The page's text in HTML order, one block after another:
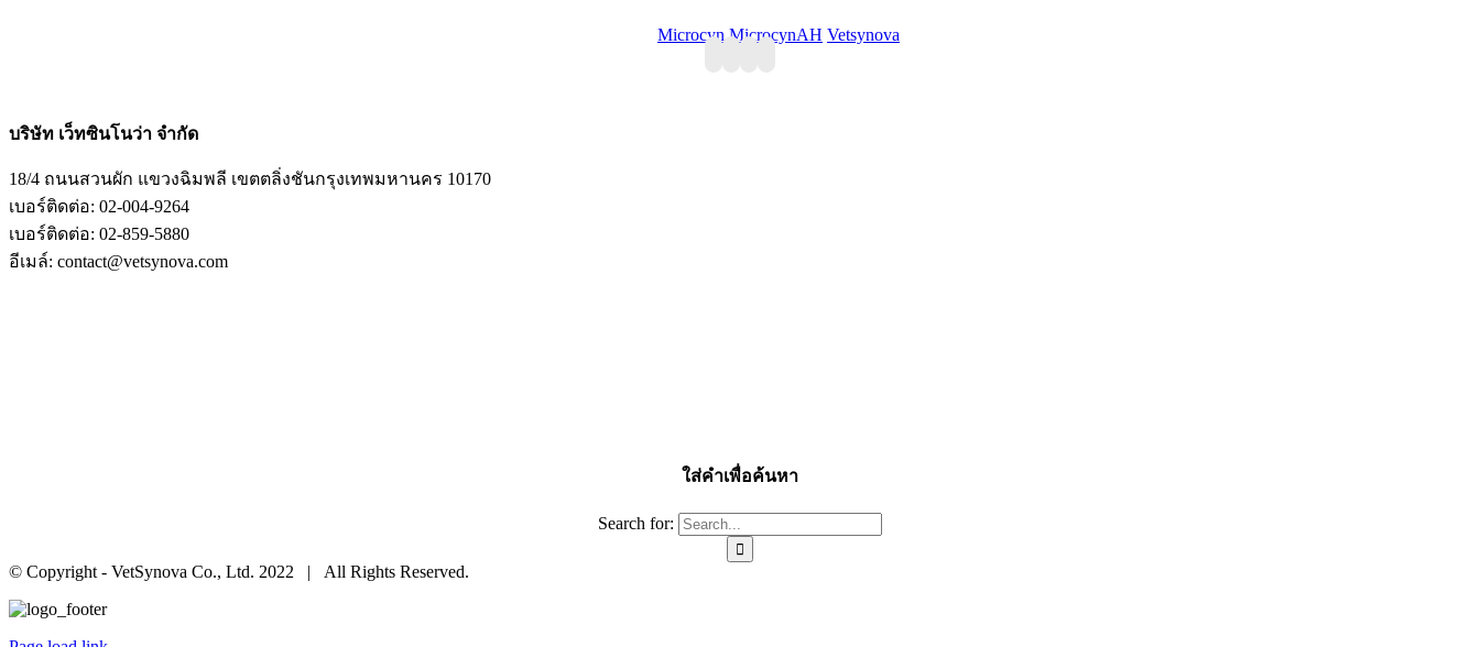
Microcyn MicrocynAH Vetsynova
บริษัท เว็ทซินโนว่า จำกัด
18/4 ถนนสวนผัก แขวงฉิมพลี เขตตลิ่งชันกรุงเทพมหานคร 10170
เบอร์ติดต่อ: 02-004-9264
เบอร์ติดต่อ: 02-859-5880
อีเมล์: contact@vetsynova.com
ใส่คำเพื่อค้นหา
Search for:
© Copyright - VetSynova Co., Ltd. 2022 | All Rights Reserved.